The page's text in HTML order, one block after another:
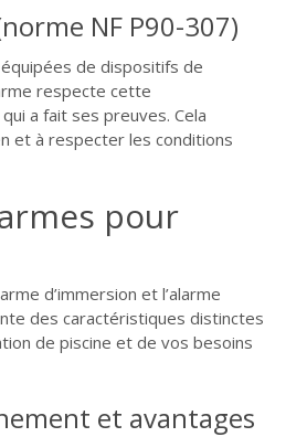
NF P90-307)
de dispositifs de
respecte cette
a fait ses preuves. Cela
et à respecter les conditions
pour
d’immersion et l’alarme
des caractéristiques distinctes
de piscine et de vos besoins
et avantages